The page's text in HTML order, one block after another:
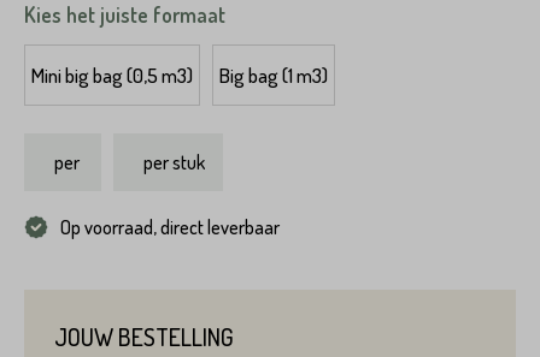
Kies het juiste formaat
Mini big bag (0,5 m3) Big bag (1 m3)
per per stuk
Op voorraad, direct leverbaar
JOUW BESTELLING
Product*